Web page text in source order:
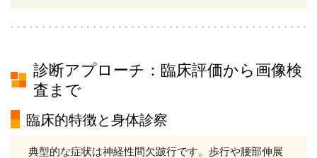
診断アプローチ：臨床評価から画像検
査まで
臨床的特徴と身体診察
典型的な症状は神経性間欠跛行です。歩行や腰部伸展